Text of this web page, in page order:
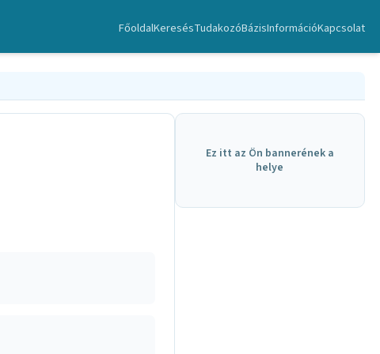
FőoldalKeresésTudakozóBázisInformációKapcsolat
Ez itt az Ön bannerének a
helye